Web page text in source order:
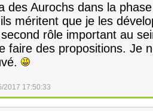
des Aurochs dans la
méritent que je les
rôle important au
faire des propositions. Je
2017 17:50:33